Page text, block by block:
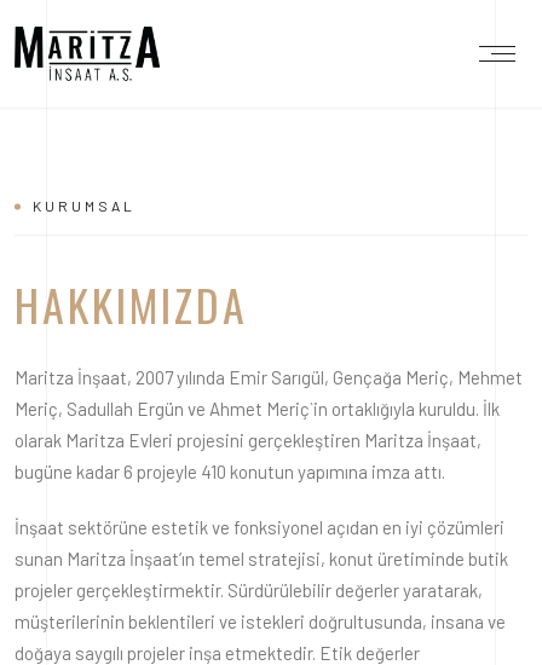
KURUMSAL
HAKKIMIZDA
Maritza İnşaat, 2007 yılında Emir Sarıgül, Gençağa Meriç, Mehmet
Meriç, Sadullah Ergün ve Ahmet Meriç`in ortaklığıyla kuruldu. İlk
olarak Maritza Evleri projesini gerçekleştiren Maritza İnşaat,
bugüne kadar 6 projeyle 410 konutun yapımına imza attı.
İnşaat sektörüne estetik ve fonksiyonel açıdan en iyi çözümleri
sunan Maritza İnşaat’ın temel stratejisi, konut üretiminde butik
projeler gerçekleştirmektir. Sürdürülebilir değerler yaratarak,
müşterilerinin beklentileri ve istekleri doğrultusunda, insana ve
doğaya saygılı projeler inşa etmektedir. Etik değerler